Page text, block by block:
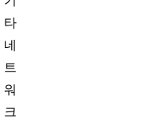
타
네
트
워
크